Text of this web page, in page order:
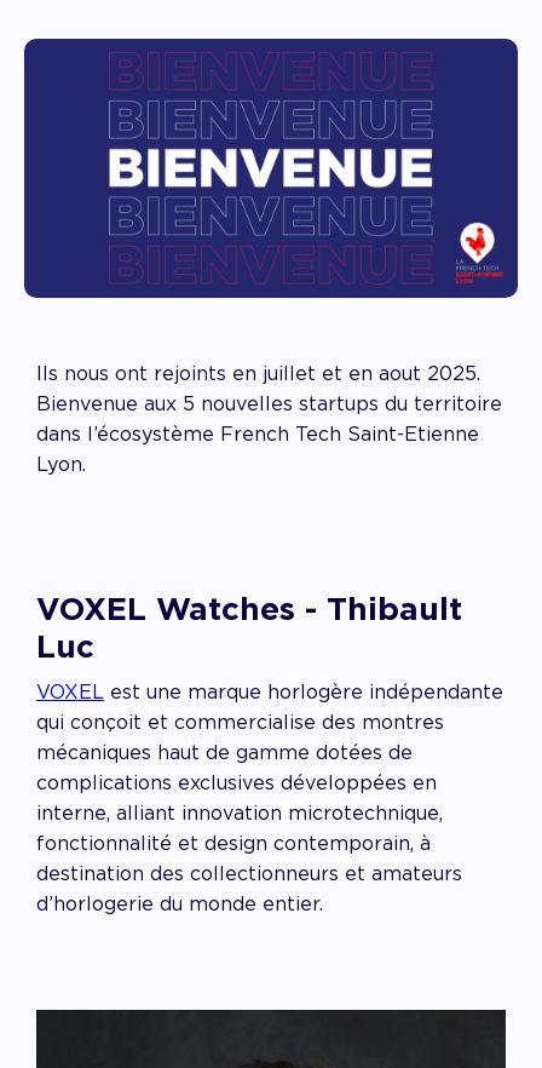
Ils nous ont rejoints en juillet et en aout 2025.
Bienvenue aux 5 nouvelles startups du territoire
dans l’écosystème French Tech Saint-Etienne
Lyon.
VOXEL Watches - Thibault
Luc
VOXEL est une marque horlogère indépendante
qui conçoit et commercialise des montres
mécaniques haut de gamme dotées de
complications exclusives développées en
interne, alliant innovation microtechnique,
fonctionnalité et design contemporain, à
destination des collectionneurs et amateurs
d’horlogerie du monde entier.